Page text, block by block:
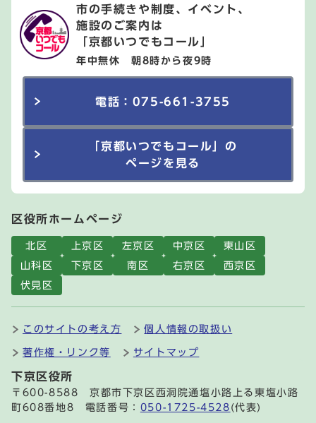
市の手続きや制度、イベント、
施設のご案内は
「京都いつでもコール」
年中無休 朝8時から夜9時
電話：075-661-3755
「京都いつでもコール」の
ページを見る
区役所ホームページ
北区 上京区 左京区 中京区
東山区
山科区
下京区 南区 右京区
西京区
伏見区
このサイトの考え方 個人情報の取扱い
著作権・リンク等 サイトマップ
下京区役所
〒600-8588 京都市下京区西洞院通塩小路上る東塩小路
町608番地8 電話番号： 050-1725-4528 (代表)